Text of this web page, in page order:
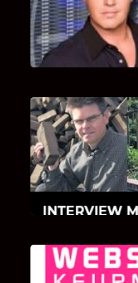
Bekijk hier de
van Bricks and
INTERVIEW
Hoe Bricks and
Hans Boerema
KLANT